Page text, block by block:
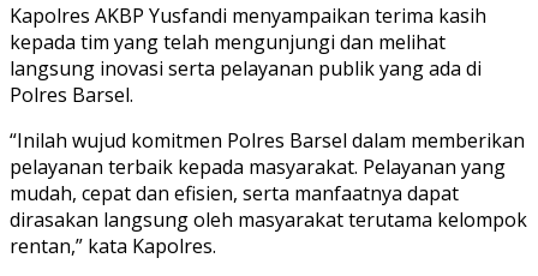
Kapolres AKBP Yusfandi menyampaikan terima kasih
kepada tim yang telah mengunjungi dan melihat
langsung inovasi serta pelayanan publik yang ada di
Polres Barsel.
“Inilah wujud komitmen Polres Barsel dalam memberikan
pelayanan terbaik kepada masyarakat. Pelayanan yang
mudah, cepat dan efisien, serta manfaatnya dapat
dirasakan langsung oleh masyarakat terutama kelompok
rentan,” kata Kapolres.